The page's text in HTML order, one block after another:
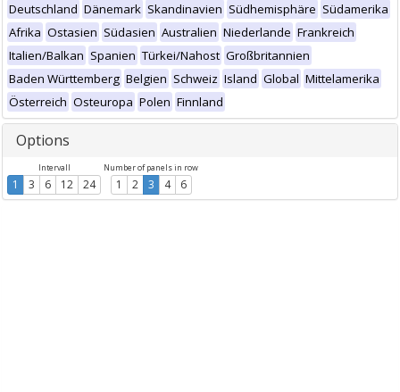
Deutschland Dänemark Skandinavien Südhemisphäre Südamerika
Afrika Ostasien Südasien Australien Niederlande Frankreich
Italien/Balkan Spanien Türkei/Nahost Großbritannien
Baden Württemberg Belgien Schweiz Island Global Mittelamerika
Österreich Osteuropa Polen Finnland
Options
Intervall
1 3 6 12 24
Number of panels in row
1 2 3 4 6